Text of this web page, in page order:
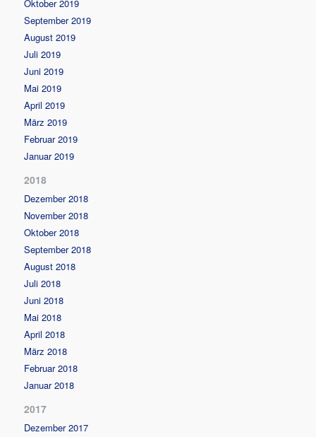
Oktober 2019
September 2019
August 2019
Juli 2019
Juni 2019
Mai 2019
April 2019
März 2019
Februar 2019
Januar 2019
2018
Dezember 2018
November 2018
Oktober 2018
September 2018
August 2018
Juli 2018
Juni 2018
Mai 2018
April 2018
März 2018
Februar 2018
Januar 2018
2017
Dezember 2017